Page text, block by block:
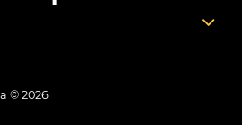
© 2026